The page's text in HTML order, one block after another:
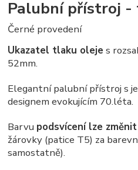
Palubní přístroj -
Černé provedení
Ukazatel tlaku oleje s
52mm.
Elegantní palubní přístroj s
designem evokujícím 70.léta.
Barvu podsvícení lze změnit
žárovky (patice T5) za
samostatně).